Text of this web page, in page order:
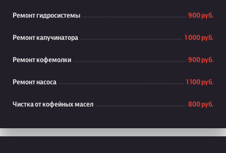
Ремонт гидросистемы 900 руб.
Ремонт капучинатора 1 000 руб.
Ремонт кофемолки 900 руб.
Ремонт насоса 1 100 руб.
Чистка от кофейных масел 800 руб.